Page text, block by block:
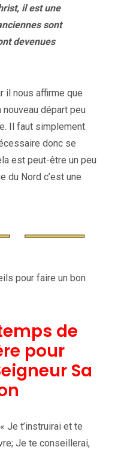
il est une
sont
devenues
il nous affirme que
départ peu
Il faut simplement
donc se
est peut-être un peu
du Nord c’est une
pour faire un bon
de
pour
Sa
Je t’instruirai et te
Je te conseillerai,